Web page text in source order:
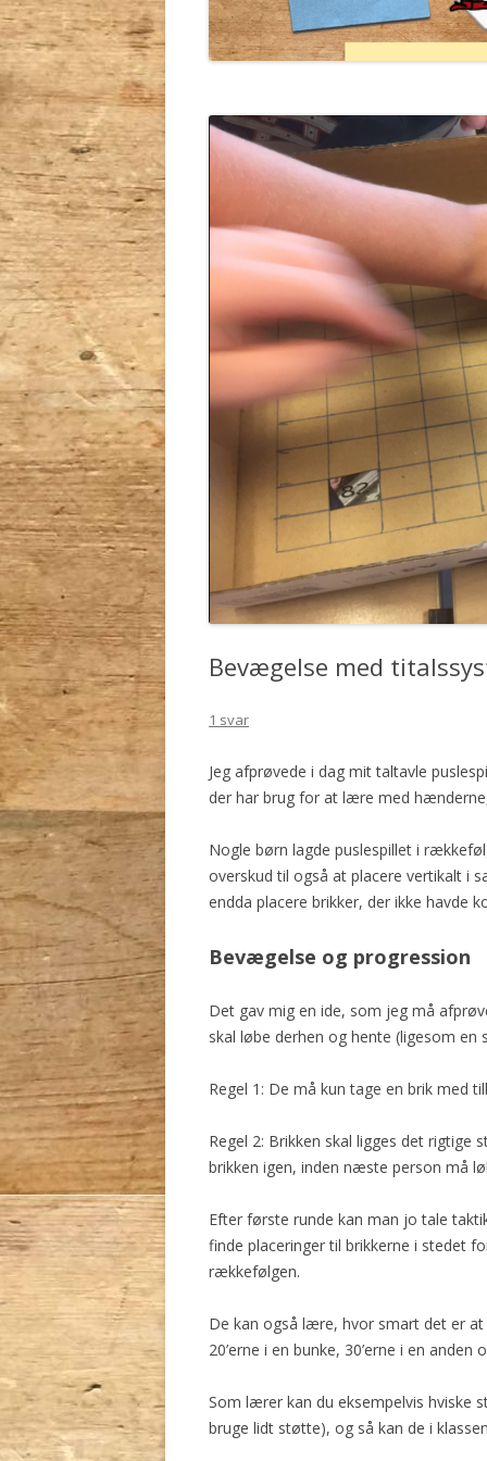
MATEMATIK
MINECRAFT
PRALEMÆRKER
SKOLESKAK
UNCATEGORIZED
Bevægelse med
1 svar
Jeg afprøvede i dag mit taltavle
der har brug for at lære med
Nogle børn lagde puslespillet i
overskud til også at placere vertikalt i
endda placere brikker, der ikke havde
Bevægelse og progression
Det gav mig en ide, som jeg må
skal løbe derhen og hente (ligesom en
Regel 1: De må kun tage en brik med
Regel 2: Brikken skal ligges det rigtige
brikken igen, inden næste person må
Efter første runde kan man jo tale
finde placeringer til brikkerne i stedet
rækkefølgen.
De kan også lære, hvor smart det er at
20’erne i en bunke, 30’erne i en anden
Som lærer kan du eksempelvis hviske
bruge lidt støtte), og så kan de i